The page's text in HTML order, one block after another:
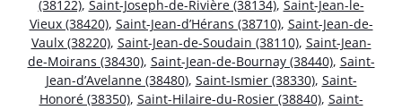
(38122), Saint-Joseph-de-Rivière (38134), Saint-Jean-le-
Vieux (38420), Saint-Jean-d’Hérans (38710), Saint-Jean-de-
Vaulx (38220), Saint-Jean-de-Soudain (38110), Saint-Jean-
de-Moirans (38430), Saint-Jean-de-Bournay (38440), Saint-
Jean-d’Avelanne (38480), Saint-Ismier (38330), Saint-
Honoré (38350), Saint-Hilaire-du-Rosier (38840), Saint-